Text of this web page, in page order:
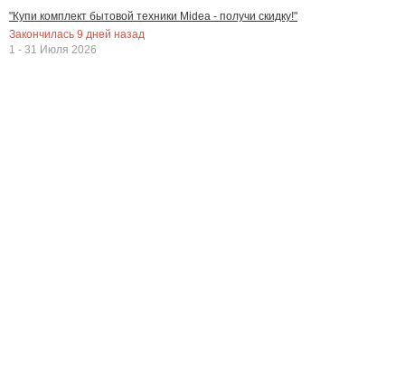
"Купи комплект бытовой техники Midea - получи скидку!"
Закончилась 9 дней назад
1 - 31 Июля 2026